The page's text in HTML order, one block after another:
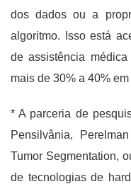
dos dados ou a
algoritmo. Isso está
de assistência
mais de 30% a 40%
* A parceria de
Pensilvânia,
Tumor Segmentation,
de tecnologias de